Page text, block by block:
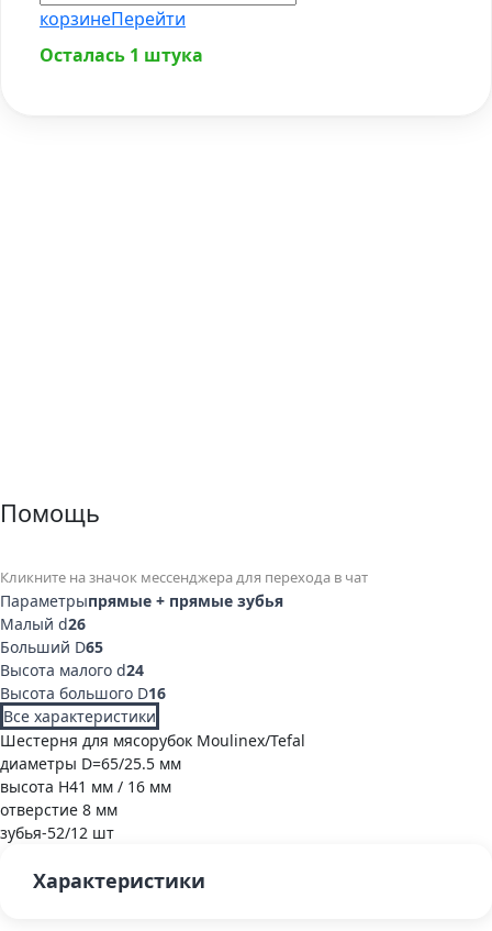
корзинеПерейти
Осталась 1 штука
Помощь
Кликните на значок мессенджера для перехода в чат
Параметрыпрямые + прямые зубья
Малый d26
Больший D65
Высота малого d24
Высота большого D16
Все характеристики
Шестерня для мясорубок Moulinex/Tefal
диаметры D=65/25.5 мм
высота H41 мм / 16 мм
отверстие 8 мм
зубья-52/12 шт
Характеристики